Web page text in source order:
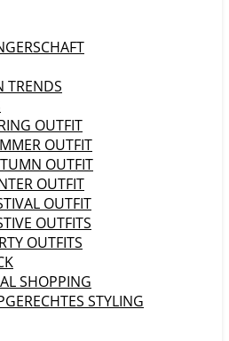
TRENDS
OUTFIT
OUTFIT
OUTFIT
OUTFIT
OUTFIT
OUTFITS
OUTFITS
SHOPPING
STYLING